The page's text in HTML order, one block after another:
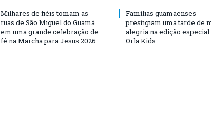
Milhares de fiéis tomam as
ruas de São Miguel do Guamá
em uma grande celebração de
fé na Marcha para Jesus 2026.
Famílias guamaenses
prestigiam uma tarde de
alegria na edição especial
Orla Kids.